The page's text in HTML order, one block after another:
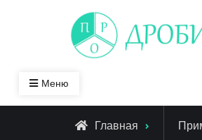
Меню
Главная